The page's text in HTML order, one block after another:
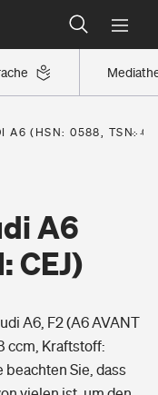
A6 (HSN: 0588, TSN:
A6
CEJ)
A6, F2 (A6 AVANT
ccm, Kraftstoff:
Sie, dass